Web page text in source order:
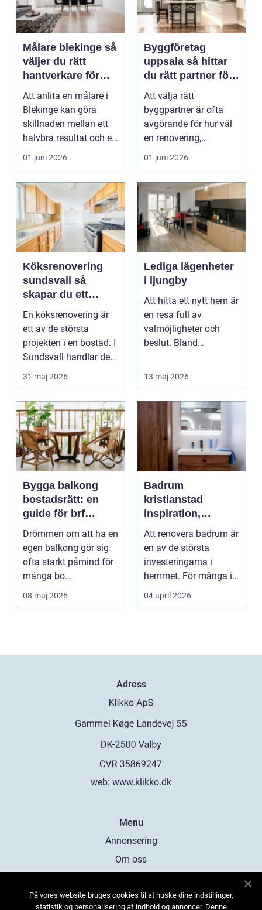
Målare blekinge så
väljer du rätt
hantverkare för
ditt projekt
Att anlita en målare i
Blekinge kan göra
skillnaden mellan ett
halvbra resultat och ett
hem eller en...
01 juni 2026
Byggföretag
uppsala så hittar
du rätt partner för
renovering och
ombyggnad
Att välja rätt
byggpartner är ofta
avgörande för hur väl
en renovering,
ombyggnad eller
tillbyggnad ...
01 juni 2026
Köksrenovering
sundsvall så
skapar du ett
hållbart och
funktionellt kök
En köksrenovering är
ett av de största
projekten i en bostad. I
Sundsvall handlar det
ofta om att ko...
31 maj 2026
Lediga lägenheter
i ljungby
Att hitta ett nytt hem är
en resa full av
valmöjligheter och
beslut. Bland
och sjö...
13 maj 2026
Bygga balkong
bostadsrätt: en
guide för brf
medlemmar
Drömmen om att ha en
egen balkong gör sig
ofta starkt påmind för
många bo...
08 maj 2026
Badrum
kristianstad
inspiration,
planering och
smarta val
Att renovera badrum är
en av de största
investeringarna i
hemmet. För många i
och runt Kristianstad ...
04 april 2026
Adress
web: www.klikko.dk
Menu
Annonsering
Om oss
Kontakta oss
På vores website bruges cookies til at huske dine indstillinger,
statistik og personalisering af indhold og annoncer. Denne